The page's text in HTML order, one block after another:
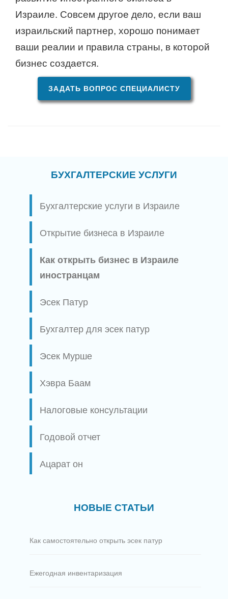
Израиле. Совсем другое дело, если ваш
израильский партнер, хорошо понимает
ваши реалии и правила страны, в которой
бизнес создается.
ЗАДАТЬ ВОПРОС СПЕЦИАЛИСТУ
БУХГАЛТЕРСКИЕ УСЛУГИ
Бухгалтерские услуги в Израиле
Открытие бизнеса в Израиле
Как открыть бизнес в Израиле
иностранцам
Эсек Патур
Бухгалтер для эсек патур
Эсек Мурше
Хэвра Баам
Налоговые консультации
Годовой отчет
Ацарат он
НОВЫЕ СТАТЬИ
Как самостоятельно открыть эсек патур
Ежегодная инвентаризация